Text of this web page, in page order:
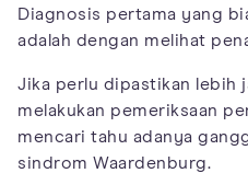
Diagnosis pertama yang
adalah dengan melihat
Jika perlu dipastikan lebih
melakukan pemeriksaan
mencari tahu adanya
sindrom Waardenburg.